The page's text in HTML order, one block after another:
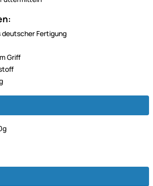
deutscher Fertigung
Griff